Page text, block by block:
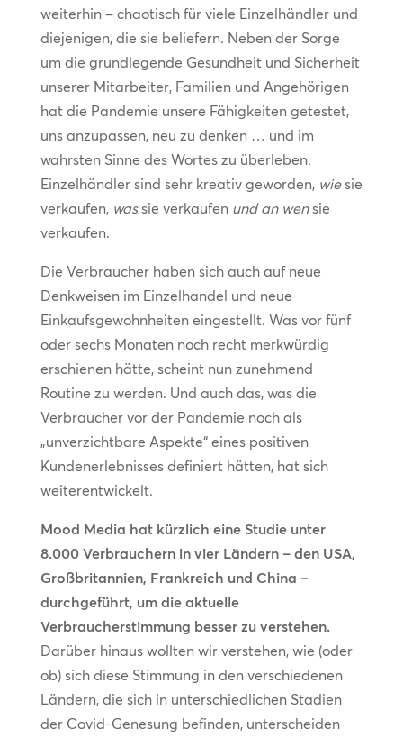
weiterhin – chaotisch für viele Einzelhändler und
diejenigen, die sie beliefern. Neben der Sorge
um die grundlegende Gesundheit und Sicherheit
unserer Mitarbeiter, Familien und Angehörigen
hat die Pandemie unsere Fähigkeiten getestet,
uns anzupassen, neu zu denken … und im
wahrsten Sinne des Wortes zu überleben.
Einzelhändler sind sehr kreativ geworden, wiesie
verkaufen, wassie verkaufen und an wensie
verkaufen.
Die Verbraucher haben sich auch auf neue
Denkweisen im Einzelhandel und neue
Einkaufsgewohnheiten eingestellt. Was vor fünf
oder sechs Monaten noch recht merkwürdig
erschienen hätte, scheint nun zunehmend
Routine zu werden. Und auch das, was die
Verbraucher vor der Pandemie noch als
„unverzichtbare Aspekte“ eines positiven
Kundenerlebnisses definiert hätten, hat sich
weiterentwickelt.
Mood Media hat kürzlich eine Studie unter
8.000 Verbrauchern in vier Ländern – den USA,
Großbritannien, Frankreich und China –
durchgeführt, um die aktuelle
Verbraucherstimmung besser zu verstehen.
Darüber hinaus wollten wir verstehen, wie (oder
ob) sich diese Stimmung in den verschiedenen
Ländern, die sich in unterschiedlichen Stadien
der Covid-Genesung befinden, unterscheiden